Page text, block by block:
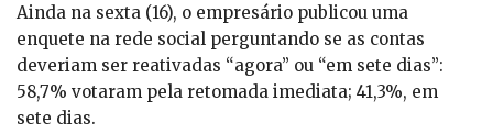
Ainda na sexta (16), o empresário publicou uma
enquete na rede social perguntando se as contas
deveriam ser reativadas “agora” ou “em sete dias”:
58,7% votaram pela retomada imediata; 41,3%, em
sete dias.